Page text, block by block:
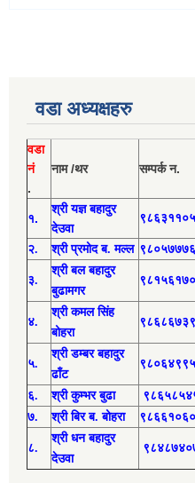
वडा अध्यक्षहरु
वडा
नं
.
नाम /थर सम्पर्क न.
१.
श्री यज्ञ बहादुर
देउवा
२. श्रीप्रमोदब. मल्ल
३.
श्रीबल बहादुर
बुढामगर
४.
श्री कमल सिंह
बोहरा
५.
श्री डम्बर बहादुर
ढाँट
६. श्री कुम्भर बुढा
७. श्री बिर ब. बोहरा
८.
श्री धन बहादुर
देउवा